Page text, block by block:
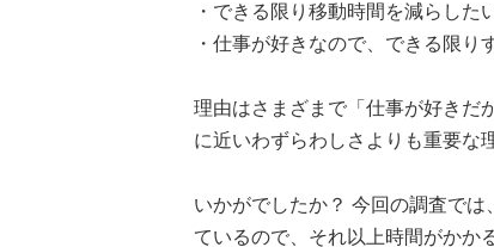
・できる限り移動時間を減らした
・仕事が好きなので、できる限り
理由はさまざまで「仕事が好きだ
に近いわずらわしさよりも重要な
いかがでしたか？ 今回の調査で
ているので、それ以上時間がかか